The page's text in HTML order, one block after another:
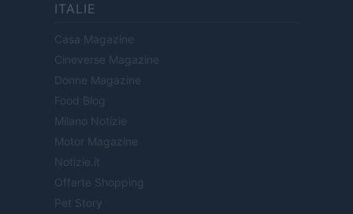
ITALIE
Casa Magazine
Cineverse Magazine
Donne Magazine
Food Blog
Milano Notizie
Motor Magazine
Notizie.it
Offerte Shopping
Pet Story